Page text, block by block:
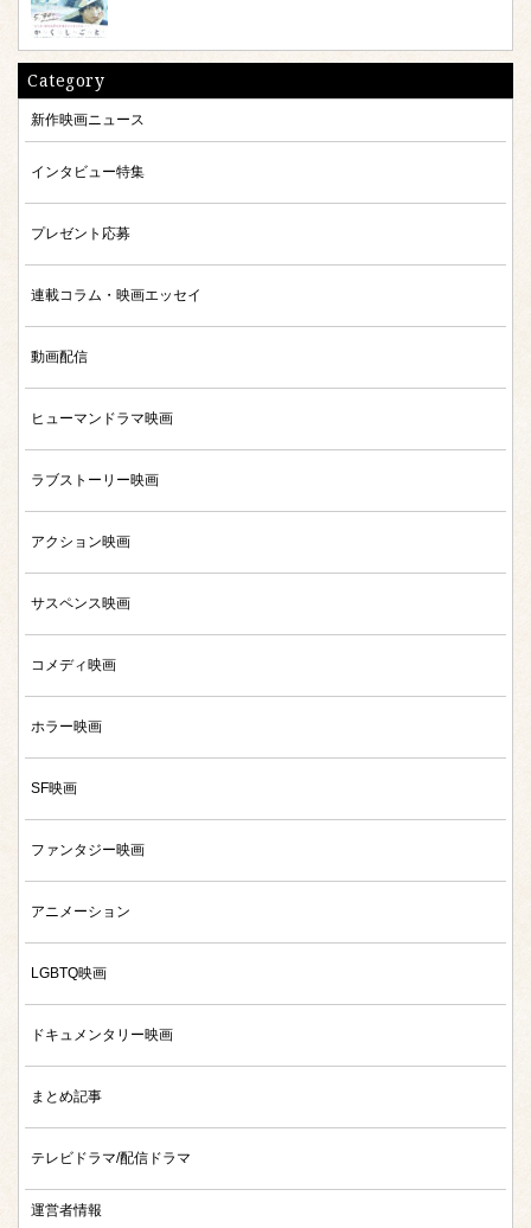
Category
新作映画ニュース
インタビュー特集
プレゼント応募
連載コラム・映画エッセイ
動画配信
ヒューマンドラマ映画
ラブストーリー映画
アクション映画
サスペンス映画
コメディ映画
ホラー映画
SF映画
ファンタジー映画
アニメーション
LGBTQ映画
ドキュメンタリー映画
まとめ記事
テレビドラマ/配信ドラマ
運営者情報